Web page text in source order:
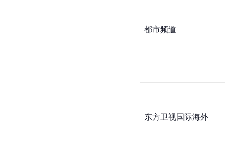
都市频道
东方卫视国际海外